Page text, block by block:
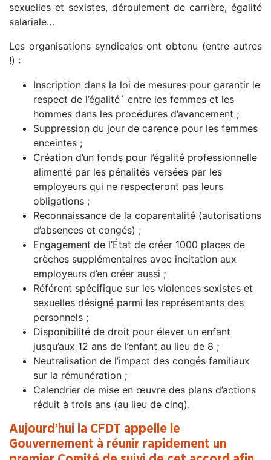
sexuelles et sexistes, déroulement de carrière, égalité
salariale…
Les organisations syndicales ont obtenu (entre autres
!) :
Inscription dans la loi de mesures pour garantir le
respect de l’égalité´ entre les femmes et les
hommes dans les procédures d’avancement ;
Suppression du jour de carence pour les femmes
enceintes ;
Création d’un fonds pour l’égalité professionnelle
alimenté par les pénalités versées par les
employeurs qui ne respecteront pas leurs
obligations ;
Reconnaissance de la coparentalité (autorisations
d’absences et congés) ;
Engagement de l’État de créer 1000 places de
crèches supplémentaires avec incitation aux
employeurs d’en créer aussi ;
Référent spécifique sur les violences sexistes et
sexuelles désigné parmi les représentants des
personnels ;
Disponibilité de droit pour élever un enfant
jusqu’aux 12 ans de l’enfant au lieu de 8 ;
Neutralisation de l’impact des congés familiaux
sur la rémunération ;
Calendrier de mise en œuvre des plans d’actions
réduit à trois ans (au lieu de cinq).
Aujourd’hui la CFDT appelle le
Gouvernement à réunir rapidement un